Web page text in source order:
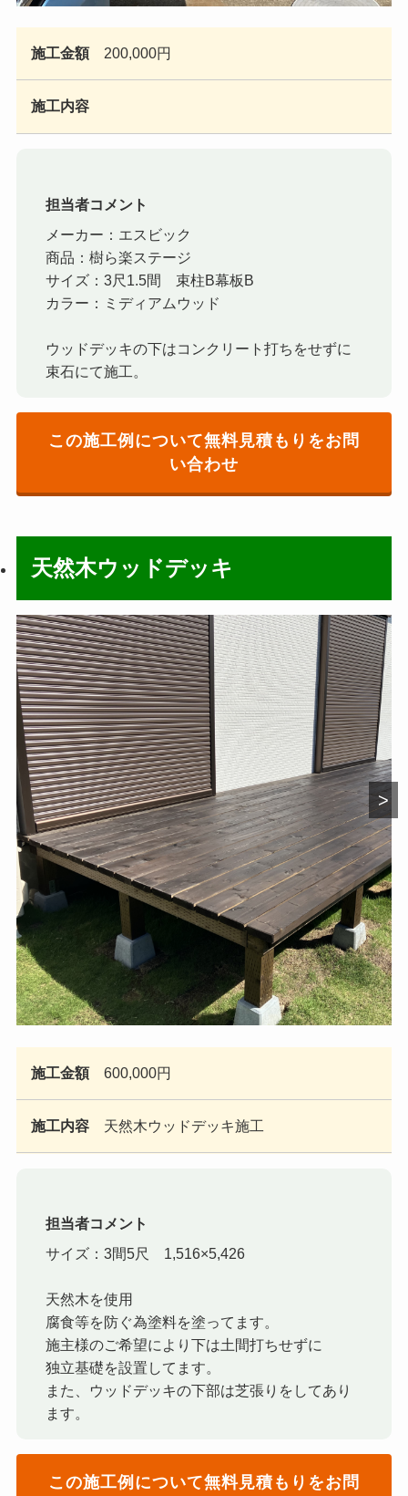
施工金額 200,000円
施工内容
担当者コメント
メーカー：エスビック
商品：樹ら楽ステージ
サイズ：3尺1.5間 束柱B幕板B
カラー：ミディアムウッド
ウッドデッキの下はコンクリート打ちをせずに
束石にて施工。
この施工例について無料見積もりをお問
い合わせ
天然木ウッドデッキ
施工金額 600,000円
施工内容 天然木ウッドデッキ施工
担当者コメント
サイズ：3間5尺 1,516×5,426
天然木を使用
腐食等を防ぐ為塗料を塗ってます。
施主様のご希望により下は土間打ちせずに
独立基礎を設置してます。
また、ウッドデッキの下部は芝張りをしてあり
ます。
この施工例について無料見積もりをお問